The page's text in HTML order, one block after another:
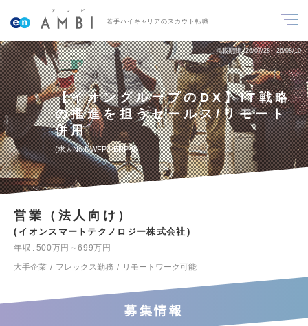
若手ハイキャリアのスカウト転職
掲載期間 26/07/28～26/08/10
【イオングループのDX】IT戦略
の推進を担うセールス/リモート
併用
求人No.NWFPJ-ERP-9
営業（法人向け）
イオンスマートテクノロジー株式会社
年収
500万円～699万円
大手企業
フレックス勤務 リモートワーク可能
募集情報